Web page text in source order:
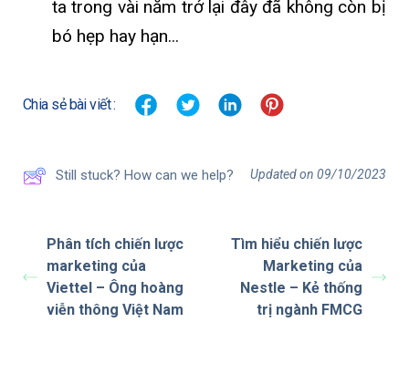
ta trong vài năm trở lại đây đã không còn bị
bó hẹp hay hạn...
Chia sẻ bài viết :
Still stuck? How can we help? Updated on 09/10/2023
Phân tích chiến lược
marketing của
Viettel – Ông hoàng
viễn thông Việt Nam
Tìm hiểu chiến lược
Marketing của
Nestle – Kẻ thống
trị ngành FMCG